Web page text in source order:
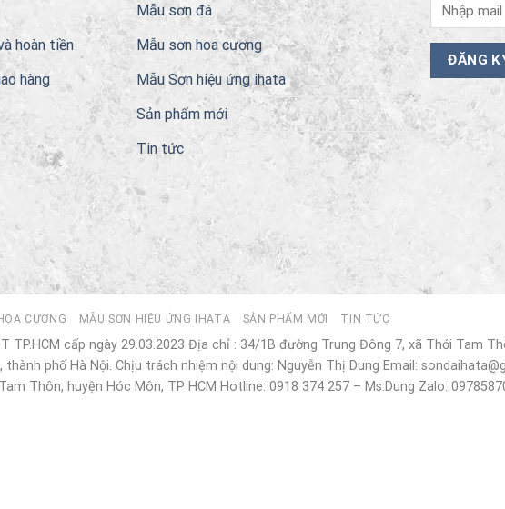
hoàn tiền
hàng
Mẫu sơn đá
Mẫu sơn hoa cương
Mẫu Sơn hiệu ứng ihata
Sản phẩm mới
Tin tức
CƯƠNG MẪU SƠN HIỆU ỨNG IHATA SẢN PHẨM MỚI TIN TỨC
TP.HCM cấp ngày 29.03.2023 Địa chỉ : 34/1B đường Trung Đông 7, xã Thới Tam
phố Hà Nội. Chịu trách nhiệm nội dung: Nguyễn Thị Dung Email:
Thôn, huyện Hóc Môn, TP HCM Hotline: 0918 374 257 – Ms.Dung Zalo: